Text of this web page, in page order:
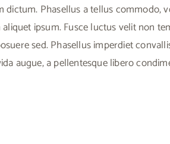
Phasellus a tellus commodo,
ipsum. Fusce luctus velit non
sed. Phasellus imperdiet
augue, a pellentesque libero